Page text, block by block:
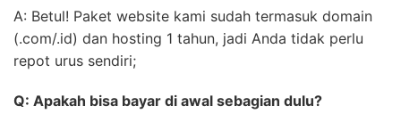
A: Betul! Paket website kami sudah termasuk domain
(.com/.id) dan hosting 1 tahun, jadi Anda tidak perlu
repot urus sendiri;
Q: Apakah bisa bayar di awal sebagian dulu?